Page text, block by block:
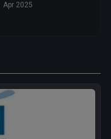
Apr 2025